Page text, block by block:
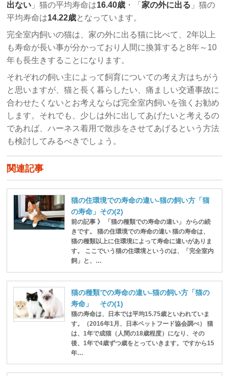
出ない 」猫の平均寿命は16.40歳 ・「家の外に出る 」猫の
平均寿命は14.22歳となっています。
完全室内飼いの猫は、家の外に出る猫に比べて、2年以上
も寿命が長い事が分かっており人間に換算すると8年～10
年も長生きすることになります。
それぞれの飼い主によって飼育についての考え方はちがう
と思いますが、猫と長く暮らしたい、痛ましい交通事故に
合わせたくないとお考えならば完全室内飼いを強くお勧め
します。それでも、少しは外に出してあげたいと考えるの
であれば、ハーネス着用で散歩をさせてあげるという方法
も検討してみるべきでしょう。
関連記事
猫の住環境での寿命の違い-猫の飼い方「猫
の寿命」その(2)
前の記事 》 「猫の種類での寿命の違い」 からの続
きです。 猫の住環境での寿命の違い 猫の寿命は、
猫の種類以上に住環境によって寿命に違いがありま
す。 ここでいう猫の住環境というのは、「完全室内
飼」と、…
猫の種類での寿命の違い-猫の飼い方「猫の
寿命」 その(1)
猫の寿命は、日本では平均15.75歳といわれていま
す。（2016年1月、日本ペットフード協会調べ） 猫
は、1年で成猫（人間の18歳程度）になり、その
後、1年で4歳ずつ歳をとっていきます。ですから15
年…